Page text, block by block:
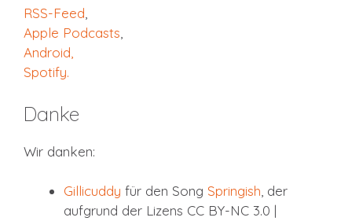
RSS-Feed
Apple Podcasts
Android,
Spotify.
Danke
Wir danken:
Gillicuddy für den Song Springish , der
aufgrund der Lizens CC BY-NC 3.0 |